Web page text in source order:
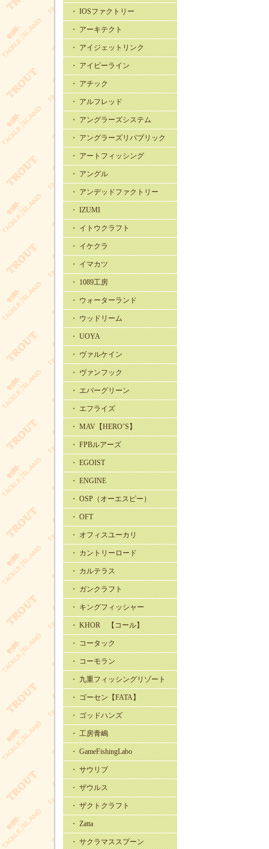
・ IOSファクトリー
・ アーキテクト
・ アイジェットリンク
・ アイビーライン
・ アチック
・ アルフレッド
・ アングラーズシステム
・ アングラーズリパブリック
・ アートフィッシング
・ アングル
・ アンデッドファクトリー
・ IZUMI
・ イトウクラフト
・ イケクラ
・ イマカツ
・ 1089工房
・ ウォーターランド
・ ウッドリーム
・ UOYA
・ ヴァルケイン
・ ヴァンフック
・ エバーグリーン
・ エフライズ
・ MAV【HERO’S】
・ FPBルアーズ
・ EGOIST
・ ENGINE
・ OSP（オーエスピー）
・ OFT
・ オフィスユーカリ
・ カントリーロード
・ カルテラス
・ ガンクラフト
・ キングフィッシャー
・ KHOR 【コール】
・ コータック
・ コーモラン
・ 九重フィッシングリゾート
・ ゴーセン【FATA】
・ ゴッドハンズ
・ 工房青嶋
・ GameFishingLabo
・ サウリブ
・ ザウルス
・ ザクトクラフト
・ Zatta
・ サクラマススプーン